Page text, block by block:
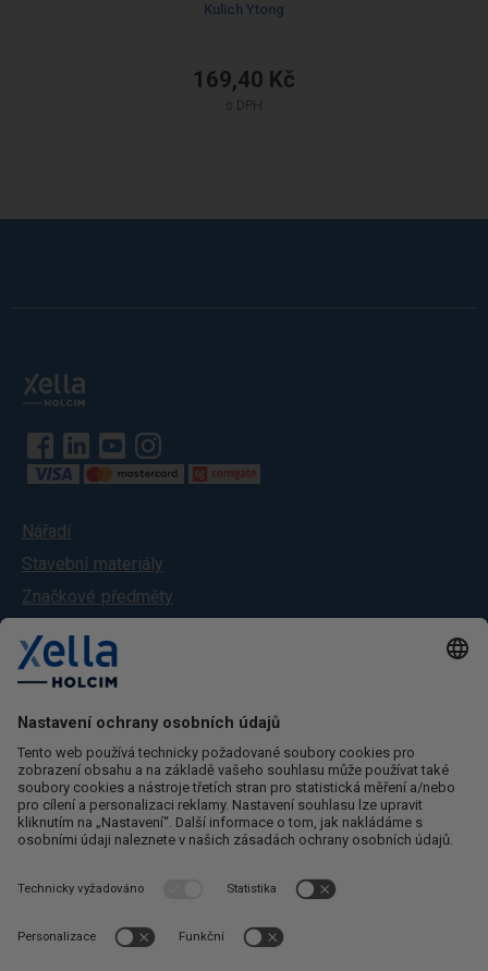
Kulich Ytong
169,40 Kč
s DPH
Nářadí
Stavební materiály
Značkové předměty
O nás
Kontakt
Ochrana osobních údajů
Obchodní podmínky
Reklamační řád
Odstoupení od smlouvy
Kontaktujte nás
Zákaznický servis